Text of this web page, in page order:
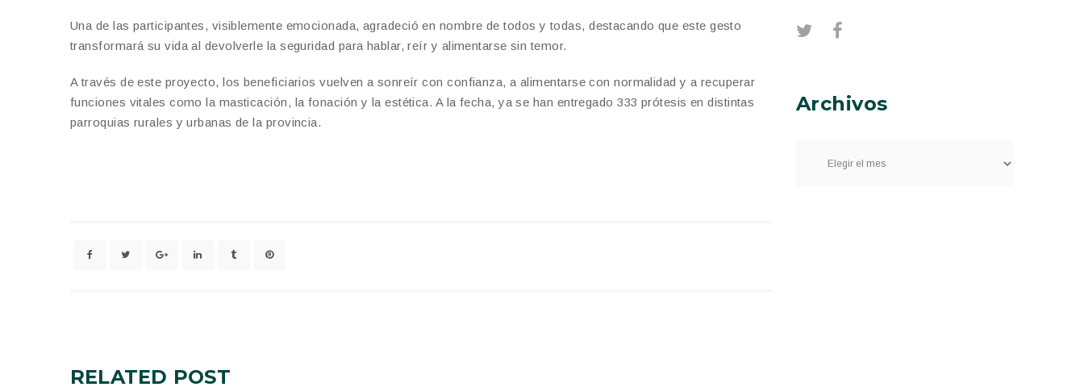
Una de las participantes, visiblemente emocionada, agradeció en nombre de todos y todas, destacando que este gesto
transformará su vida al devolverle la seguridad para hablar, reír y alimentarse sin temor.
A través de este proyecto, los beneficiarios vuelven a sonreír con confianza, a alimentarse con normalidad y a recuperar
funciones vitales como la masticación, la fonación y la estética. A la fecha, ya se han entregado 333 prótesis en distintas
parroquias rurales y urbanas de la provincia.
RELATED POST
Archivos